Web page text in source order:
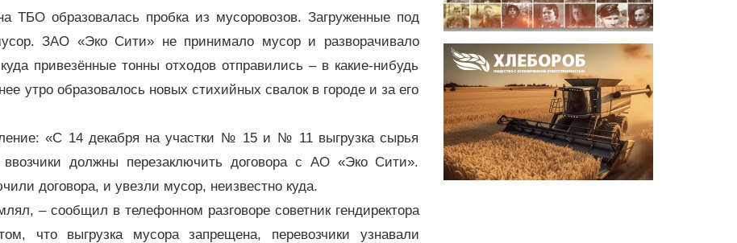
ТБО образовалась пробка из мусоровозов. Загруженные под
ЗАО «Эко Сити» не принимало мусор и разворачивало
привезённые тонны отходов отправились – в какие-нибудь
утро образовалось новых стихийных свалок в городе и за его
«С 14 декабря на участки № 15 и № 11 выгрузка сырья
должны перезаключить договора с АО «Эко Сити».
договора, и увезли мусор, неизвестно куда.
– сообщил в телефонном разговоре советник гендиректора
выгрузка мусора запрещена, перевозчики узнавали